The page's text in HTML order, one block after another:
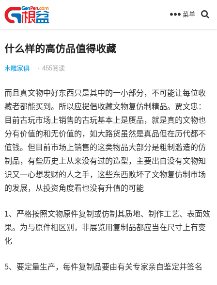
菜单
什么样的高仿品值得收藏
木雕家俱 · 455阅读
而且真文物中好东西只是其中的一小部分，不可能让每位收
藏者都能买到。所以应提倡收藏文物复仿制精品。贾文忠：
目前古玩市场上销售的古玩基本上是赝品，就是真的文物也
分有价值的和无价值的，如大路货虽然是真品但在历代都不
值钱。但目前市场上销售的这类物品大部分是粗制滥造的仿
制品，有些历史上从来没有过的造型，主要出自没有文物知
识又一心想发财的人之手，这些东西败坏了文物复仿制市场
的发展，从投资角度看也没有升值的可能
1、严格按照文物原件复制或仿制其质地、制作工艺、表面效
果。为与原件相区别，非展览用复制品都应当在尺寸上有变
化
5、要定量生产，每件复制品要由有关专家亲自鉴定并签名